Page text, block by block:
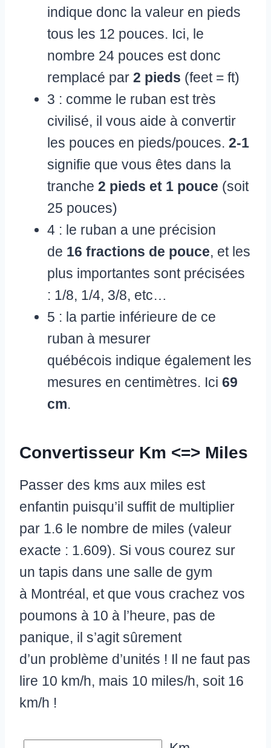
indique donc la valeur en pieds
tous les 12 pouces. Ici, le
nombre 24 pouces est donc
remplacé par 2 pieds (feet = ft)
3 : comme le ruban est très
civilisé, il vous aide à convertir
les pouces en pieds/pouces. 2-1
signifie que vous êtes dans la
tranche 2 pieds et 1 pouce (soit
25 pouces)
4 : le ruban a une précision
de 16 fractions de pouce, et les
plus importantes sont précisées
: 1/8, 1/4, 3/8, etc…
5 : la partie inférieure de ce
ruban à mesurer
québécois indique également les
mesures en centimètres. Ici 69
cm.
Convertisseur Km <=> Miles
Passer des kms aux miles est
enfantin puisqu’il suffit de multiplier
par 1.6 le nombre de miles (valeur
exacte : 1.609). Si vous courez sur
un tapis dans une salle de gym
à Montréal, et que vous crachez vos
poumons à 10 à l’heure, pas de
panique, il s’agit sûrement
d’un problème d’unités ! Il ne faut pas
lire 10 km/h, mais 10 miles/h, soit 16
km/h !